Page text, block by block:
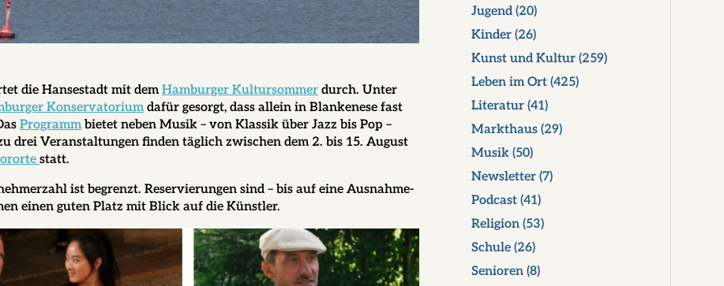
die Hansestadt mit demHamburger Kultursommer durch. Unter
Konservatoriumdafür gesorgt, dass allein in Blankenese fast
Programmbietet neben Musik – von Klassik über Jazz bis Pop –
drei Veranstaltungen finden täglich zwischen dem 2. bis 15. August
statt.
ist begrenzt. Reservierungen sind – bis auf eine Ausnahme-
einen guten Platz mit Blick auf die Künstler.
Jugend (20)
Kinder (26)
Kunst und Kultur (259)
Leben im Ort (425)
Literatur (41)
Markthaus (29)
Musik (50)
Newsletter (7)
Podcast (41)
Religion (53)
Schule (26)
Senioren (8)